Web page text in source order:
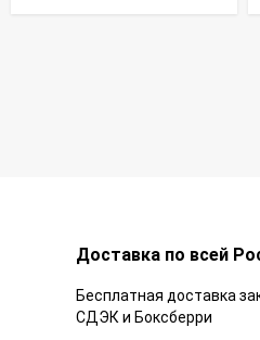
Доставка по всей
Бесплатная доставка
СДЭК и Боксберри